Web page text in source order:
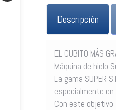
Descripción
EL CUBITO MÁS
Máquina de hielo
La gama SUPER
especialmente en
Con este